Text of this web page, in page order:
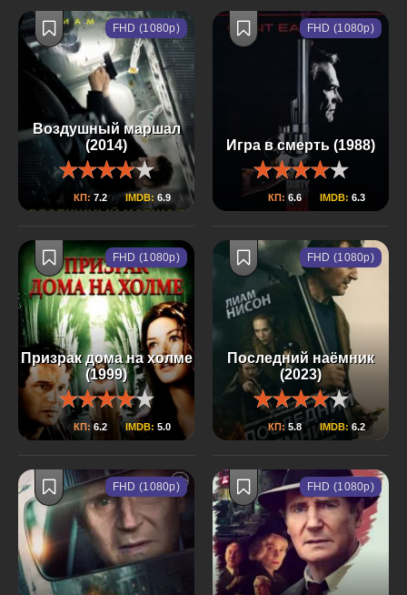
Воздушный маршал
(2014)
КП: 7.2 IMDB: 6.9
FHD (1080p)
Игра в смерть (1988)
КП: 6.6 IMDB: 6.3
FHD (1080p)
Призрак дома на холме
(1999)
КП:6.2 IMDB: 5.0
FHD (1080p)
Последний наёмник
(2023)
КП: 5.8 IMDB:6.2
FHD (1080p)
FHD (1080p) FHD (1080p)